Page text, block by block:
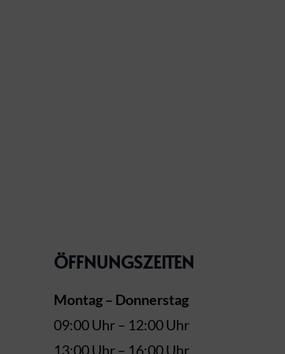
ÖFFNUNGSZEITEN
Montag – Donnerstag
09:00 Uhr – 12:00 Uhr
13:00 Uhr – 16:00 Uhr